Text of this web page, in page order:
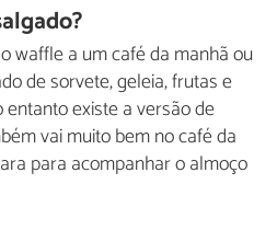
waffle a um café da manhã ou
de sorvete, geleia, frutas e
existe a versão de
vai muito bem no café da
para acompanhar o almoço